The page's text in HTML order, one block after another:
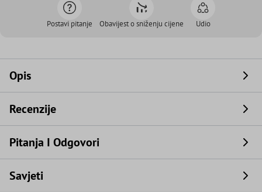
Postavi pitanje Obavijest o sniženju cijene Udio
Opis
Recenzije
Pitanja I Odgovori
Savjeti